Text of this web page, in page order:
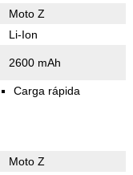
Moto Z
Li-Ion
2600 mAh
Carga rápida
Moto Z